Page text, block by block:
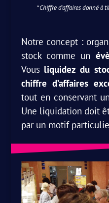
*Chiffre d’affaires donné à
Notre concept :
stock comme un
Vous liquidez du
chiffre d’affaires
tout en conservant
Une liquidation doit
par un motif